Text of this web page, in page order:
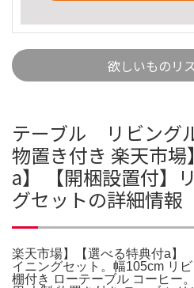
欲しいものリ
テーブル リビン
物置き付き 楽天市
a】 【開梱設置付】
グセットの詳細情報
楽天市場】【選べる特典付a】
イニングセット。幅105cm リ
棚付き ローテーブル コーヒー